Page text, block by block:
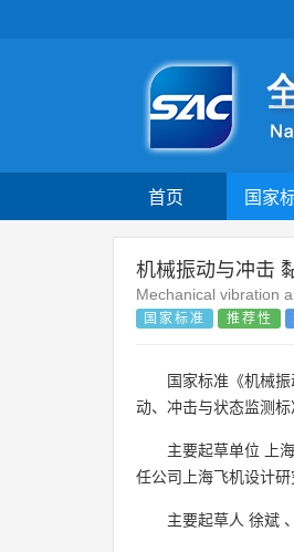
首页 国家
机械振动与冲击
Mechanical vibration
国家标准 推荐性
国家标准《机械
动、冲击与状态监测
主要起草单位 上
任公司上海飞机设计研
主要起草人 徐斌 、